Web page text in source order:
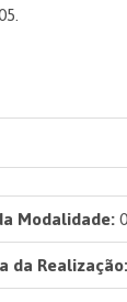
Modalidade:
da Realização: